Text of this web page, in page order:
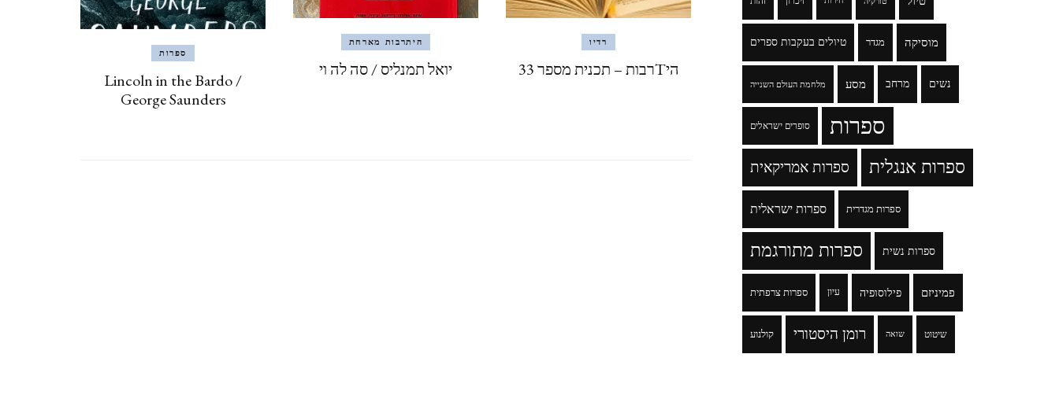
רדיו
היTרבות – תכנית מספר 33
היתרבות מארחת
יואל תמנליס / סה לה וי
ספרות
Lincoln in the Bardo /
George Saunders
טיולים בעקבות ספרים מגדר מוסיקה
מלחמת העולם השנייה מסע מרחב נשים
סופרים ישראלים ספרות
ספרות אמריקאית ספרות אנגלית
ספרות ישראלית ספרות מגדרית
ספרות מתורגמת ספרות נשית
ספרות צרפתית עיון פילוסופיה פמיניזם
קולנוע רומן היסטורי שואה שיטוט